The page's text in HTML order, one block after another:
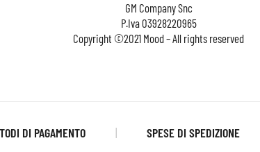
GM Company Snc
P.Iva03928220965
Copyright ©2021 Mood – All rights reserved
DI PAGAMENTO SPESE DI SPEDIZIONE